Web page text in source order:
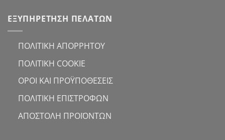
ΕΞΥΠΗΡΕΤΗΣΗ ΠΕΛΑΤΩΝ
ΠΟΛΙΤΙΚΗ ΑΠΟΡΡΗΤΟΥ
ΠΟΛΙΤΙΚΗ COOKIE
ΟΡΟΙ ΚΑΙ ΠΡΟΫΠΟΘΕΣΕΙΣ
ΠΟΛΙΤΙΚΗ ΕΠΙΣΤΡΟΦΩΝ
ΑΠΟΣΤΟΛΗ ΠΡΟΪΟΝΤΩΝ